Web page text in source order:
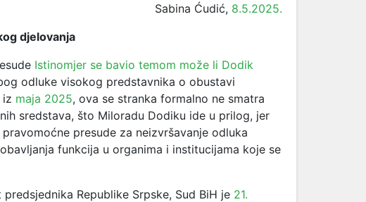
Sabina Ćudić, 8.5.2025.
djelovanja
Istinomjer se bavio temom može li Dodik
odluke visokog predstavnika o obustavi
iz maja 2025, ova se stranka formalno ne smatra
sredstava, što Miloradu Dodiku ide u prilog, jer
presude za neizvršavanje odluka
funkcija u organima i institucijama koje se
Republike Srpske, Sud BiH je 21.